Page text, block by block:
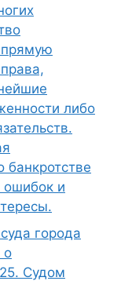
либо
ошибок и
города
о
Судом